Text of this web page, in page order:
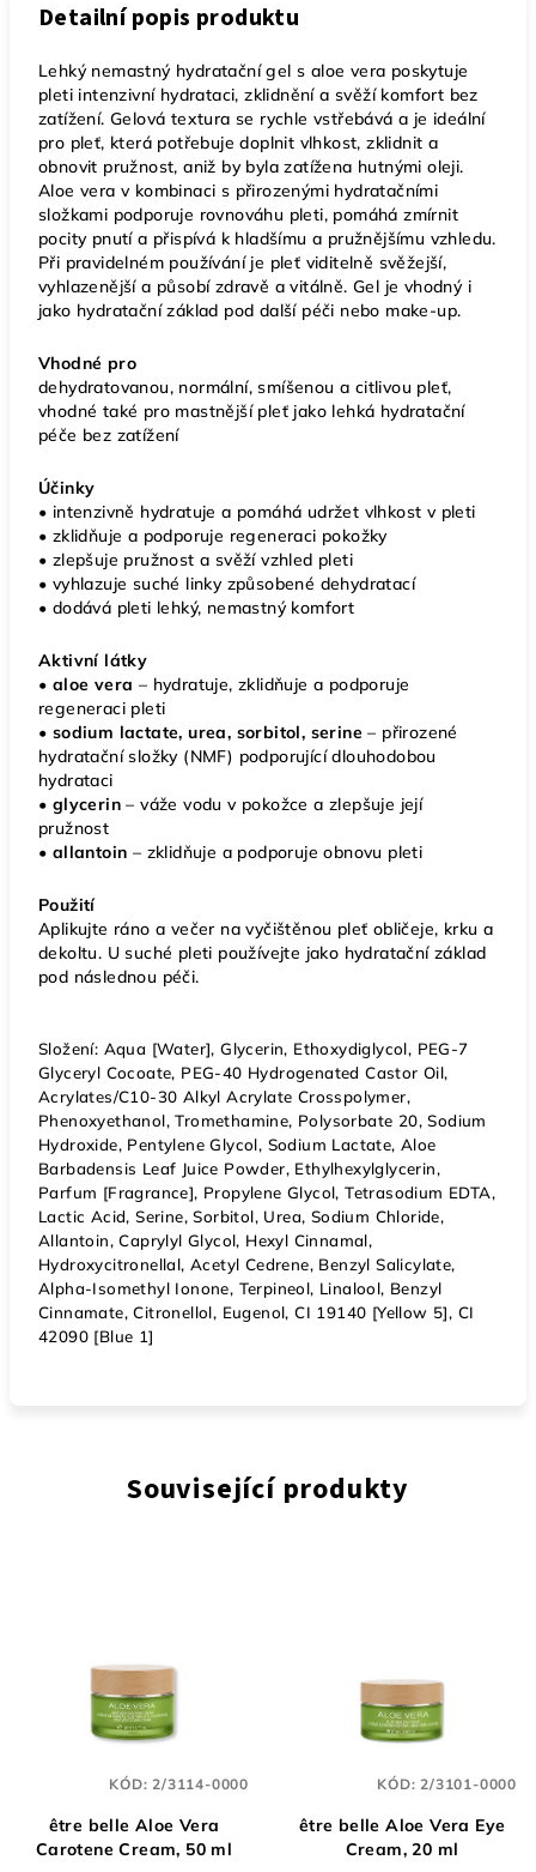
Detailní popis produktu
Lehký nemastný hydratační gel s aloe vera poskytuje
pleti intenzivní hydrataci, zklidnění a svěží komfort bez
zatížení. Gelová textura se rychle vstřebává a je ideální
pro pleť, která potřebuje doplnit vlhkost, zklidnit a
obnovit pružnost, aniž by byla zatížena hutnými oleji.
Aloe vera v kombinaci s přirozenými hydratačními
složkami podporuje rovnováhu pleti, pomáhá zmírnit
pocity pnutí a přispívá k hladšímu a pružnějšímu vzhledu.
Při pravidelném používání je pleť viditelně svěžejší,
vyhlazenější a působí zdravě a vitálně. Gel je vhodný i
jako hydratační základ pod další péči nebo make-up.
Vhodné pro
dehydratovanou, normální, smíšenou a citlivou pleť,
vhodné také pro mastnější pleť jako lehká hydratační
péče bez zatížení
Účinky
• intenzivně hydratuje a pomáhá udržet vlhkost v pleti
• zklidňuje a podporuje regeneraci pokožky
• zlepšuje pružnost a svěží vzhled pleti
• vyhlazuje suché linky způsobené dehydratací
• dodává pleti lehký, nemastný komfort
Aktivní látky
• aloe vera – hydratuje, zklidňuje a podporuje
regeneraci pleti
• sodium lactate, urea, sorbitol, serine – přirozené
hydratační složky (NMF) podporující dlouhodobou
hydrataci
• glycerin – váže vodu v pokožce a zlepšuje její
pružnost
• allantoin – zklidňuje a podporuje obnovu pleti
Použití
Aplikujte ráno a večer na vyčištěnou pleť obličeje, krku a
dekoltu. U suché pleti používejte jako hydratační základ
pod následnou péči.
Složení: Aqua [Water], Glycerin, Ethoxydiglycol, PEG-7
Glyceryl Cocoate, PEG-40 Hydrogenated Castor Oil,
Acrylates/C10-30 Alkyl Acrylate Crosspolymer,
Phenoxyethanol, Tromethamine, Polysorbate 20, Sodium
Hydroxide, Pentylene Glycol, Sodium Lactate, Aloe
Barbadensis Leaf Juice Powder, Ethylhexylglycerin,
Parfum [Fragrance], Propylene Glycol, Tetrasodium EDTA,
Lactic Acid, Serine, Sorbitol, Urea, Sodium Chloride,
Allantoin, Caprylyl Glycol, Hexyl Cinnamal,
Hydroxycitronellal, Acetyl Cedrene, Benzyl Salicylate,
Alpha-Isomethyl Ionone, Terpineol, Linalool, Benzyl
Cinnamate, Citronellol, Eugenol, CI 19140 [Yellow 5], CI
42090 [Blue 1]
Související produkty
être belle Aloe Vera
Carotene Cream, 50 ml
KÓD:2/3114-0000
être belle Aloe Vera Eye
Cream, 20 ml
KÓD:2/3101-0000